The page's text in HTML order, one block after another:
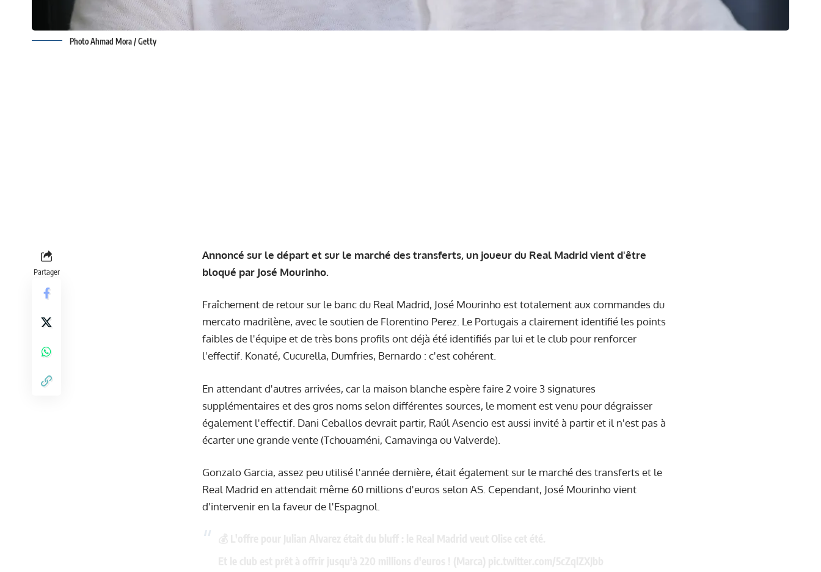
Photo Ahmad Mora / Getty
Partager
Annoncé sur le départ et sur le marché des transferts, un joueur du Real Madrid vient d'être
bloqué par José Mourinho.
Fraîchement de retour sur le banc du Real Madrid, José Mourinho est totalement aux commandes du
mercato madrilène, avec le soutien de Florentino Perez. Le Portugais a clairement identifié les points
faibles de l'équipe et de très bons profils ont déjà été identifiés par lui et le club pour renforcer
l'effectif. Konaté, Cucurella, Dumfries, Bernardo : c'est cohérent.
En attendant d'autres arrivées, car la maison blanche espère faire 2 voire 3 signatures
supplémentaires et des gros noms selon différentes sources, le moment est venu pour dégraisser
également l'effectif. Dani Ceballos devrait partir, Raúl Asencio est aussi invité à partir et il n'est pas à
écarter une grande vente (Tchouaméni, Camavinga ou Valverde).
Gonzalo Garcia, assez peu utilisé l'année dernière, était également sur le marché des transferts et le
Real Madrid en attendait même 60 millions d'euros selon AS. Cependant, José Mourinho vient
d'intervenir en la faveur de l'Espagnol.